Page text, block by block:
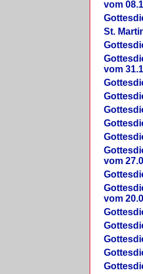
vom
St.
vom
vom
vom